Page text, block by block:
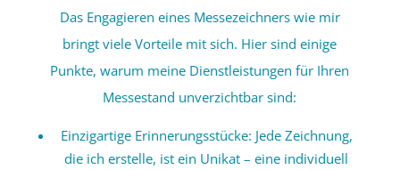
Das Engagieren eines Messezeichners wie mir
bringt viele Vorteile mit sich. Hier sind einige
Punkte, warum meine Dienstleistungen für Ihren
Messestand unverzichtbar sind:
Einzigartige Erinnerungsstücke: Jede Zeichnung,
die ich erstelle, ist ein Unikat – eine individuell